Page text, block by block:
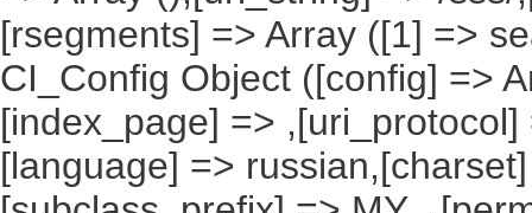
[rsegments] => Array ([1] =>
CI_Config Object ([config] =>
[index_page] =>
[language] =>